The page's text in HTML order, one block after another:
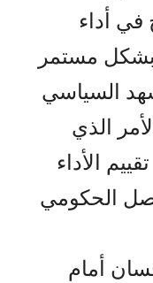
أداء
بشكل مستمر
السياسي
الذي
الأداء
الحكومي
أمام